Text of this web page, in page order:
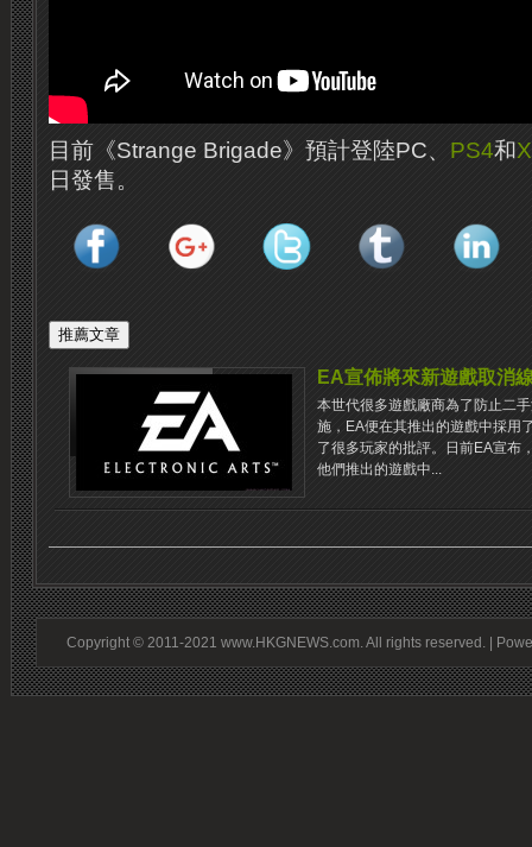
目前《Strange Brigade》預計登陸PC、 PS4和
日發售。
EA宣佈將來新遊戲取消
本世代很多遊戲廠商為了防止二
施，EA便在其推出的遊戲中採用
了很多玩家的批評。日前EA宣布
他們推出的遊戲中...
Copyright © 2011-2021 www.HKGNEWS.com. All rights reserved. |